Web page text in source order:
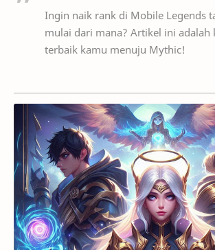
Ingin naik rank di Mobile Legends
mulai dari mana? Artikel ini adalah
terbaik kamu menuju Mythic!